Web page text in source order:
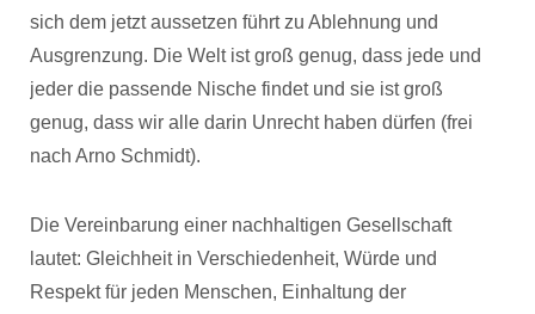
sich dem jetzt aussetzen führt zu Ablehnung und
Ausgrenzung. Die Welt ist groß genug, dass jede und
jeder die passende Nische findet und sie ist groß
genug, dass wir alle darin Unrecht haben dürfen (frei
nach Arno Schmidt).
Die Vereinbarung einer nachhaltigen Gesellschaft
lautet: Gleichheit in Verschiedenheit, Würde und
Respekt für jeden Menschen, Einhaltung der